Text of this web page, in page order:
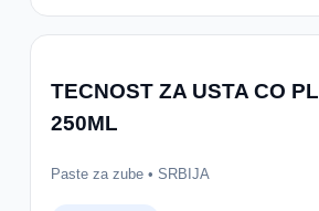
TECNOST ZA USTA CO
250ML
Paste za zube • SRBIJA